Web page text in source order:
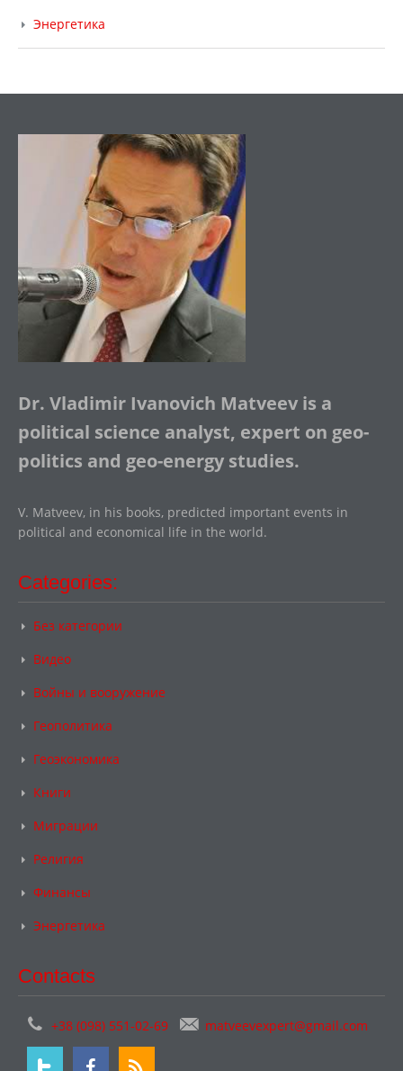
Энергетика
Dr. Vladimir Ivanovich Matveev is a
political science analyst, expert on geo-
politics and geo-energy studies.
V. Matveev, in his books, predicted important events in
political and economical life in the world.
Categories:
Без категории
Видео
Войны и вооружение
Геополитика
Геоэкономика
Книги
Миграции
Религия
Финансы
Энергетика
Contacts
+38 (098) 551-02-69 matveevexpert@gmail.com